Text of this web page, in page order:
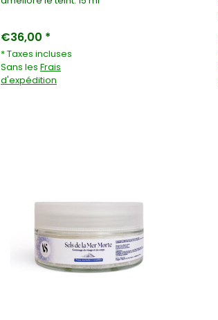
€36,00 *
* Taxes incluses
Sans les Frais
d'expédition